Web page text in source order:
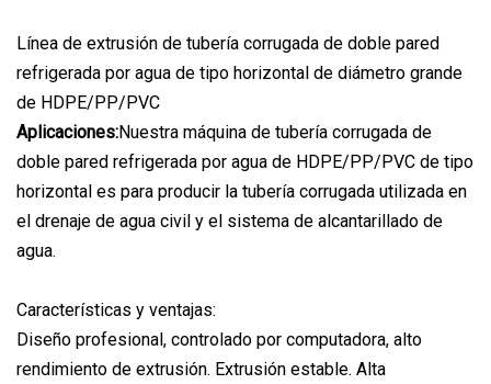
Línea de extrusión de tubería corrugada de doble pared
refrigerada por agua de tipo horizontal de diámetro grande
de HDPE/PP/PVC
Aplicaciones:Nuestra máquina de tubería corrugada de
doble pared refrigerada por agua de HDPE/PP/PVC de tipo
horizontal es para producir la tubería corrugada utilizada en
el drenaje de agua civil y el sistema de alcantarillado de
agua.
Características y ventajas:
Diseño profesional, controlado por computadora, alto
rendimiento de extrusión. Extrusión estable. Alta